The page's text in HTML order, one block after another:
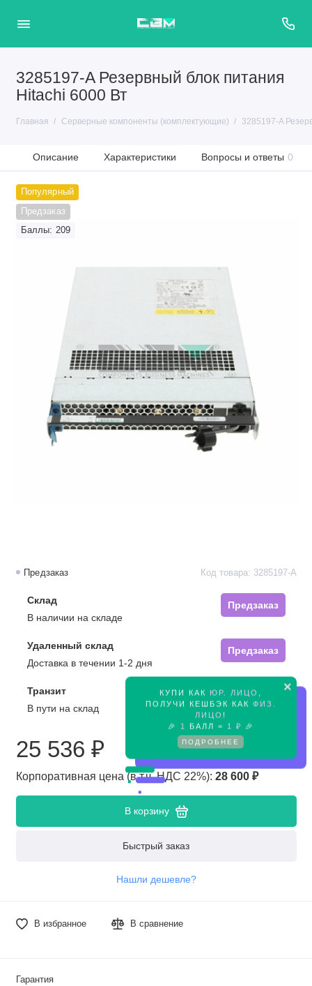
3285197-A Резервный блок питания
Hitachi 6000 Вт
Главная Серверные компоненты (комплектующие) 3285197-A
Описание Характеристики Вопросы и ответы 0
Популярный
Предзаказ
Баллы: 209
×
КУПИ КАК ЮР. ЛИЦО
ПОЛУЧИ КЕШБЭК КАК ФИЗ.
ЛИЦО !
🎉
1 БАЛЛ = 1 ₽ 🎉
ПОДРОБНЕЕ
Предзаказ Код товара: 3285197-A
Склад
Предзаказ
В наличии на складе
Удаленный склад
Предзаказ
Доставка в течении 1-2 дня
Транзит
Предзаказ
В пути на склад
25 536 ₽
Корпоративная цена (в т.ч. НДС 22%): 28 600 ₽
В корзину
Быстрый заказ
Нашли дешевле?
В избранное В сравнение
Гарантия